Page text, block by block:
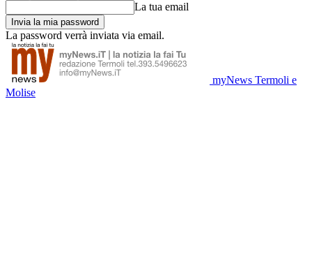
La tua email
La password verrà inviata via email.
myNews Termoli e
Molise